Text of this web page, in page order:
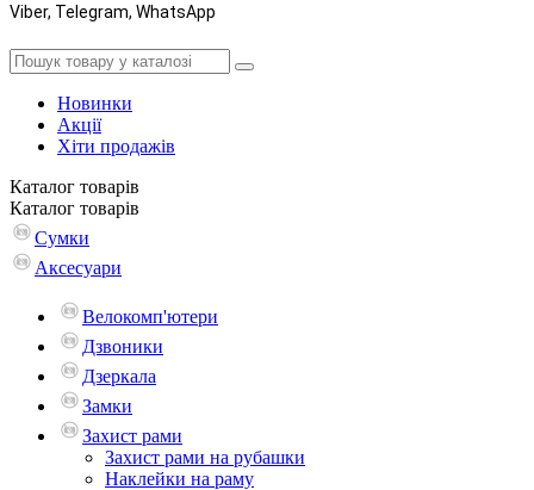
Viber, Telegram, WhatsApp
Новинки
Акції
Хіти продажів
Каталог товарів
Каталог товарів
Сумки
Аксесуари
Велокомп'ютери
Дзвоники
Дзеркала
Замки
Захист рами
Захист рами на рубашки
Наклейки на раму